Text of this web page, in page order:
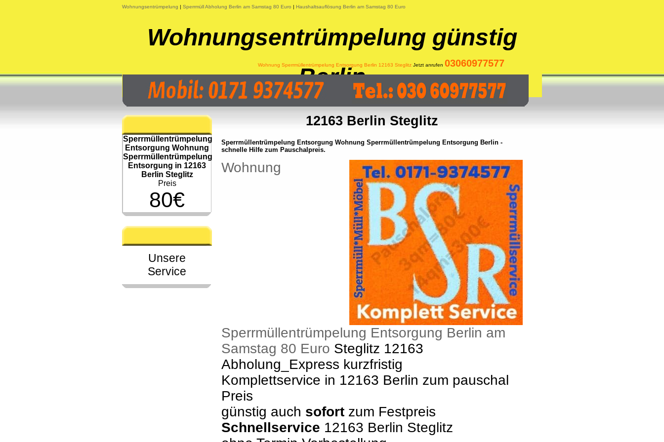
Wohnungsentrümpelung | Sperrmüll Abholung Berlin am Samstag 80 Euro | Haushaltsauflösung Berlin am Samstag 80 Euro
Wohnungsentrümpelung günstig
Berlin
Wohnung Sperrmüllentrümpelung Entsorgung Berlin 12163 Steglitz Jetzt anrufen 03060977577
Sperrmüllentrümpelung
Entsorgung Wohnung
Sperrmüllentrümpelung
Entsorgung in 12163
Berlin Steglitz
Preis
80€
Unsere
Service
12163 Berlin Steglitz
Sperrmüllentrümpelung Entsorgung Wohnung Sperrmüllentrümpelung Entsorgung Berlin -
schnelle Hilfe zum Pauschalpreis.
Wohnung
Sperrmüllentrümpelung Entsorgung Berlin am
Samstag 80 Euro Steglitz 12163
Abholung_Express kurzfristig
Komplettservice in 12163 Berlin zum pauschal
Preis
günstig auch sofort zum Festpreis
Schnellservice 12163 Berlin Steglitz